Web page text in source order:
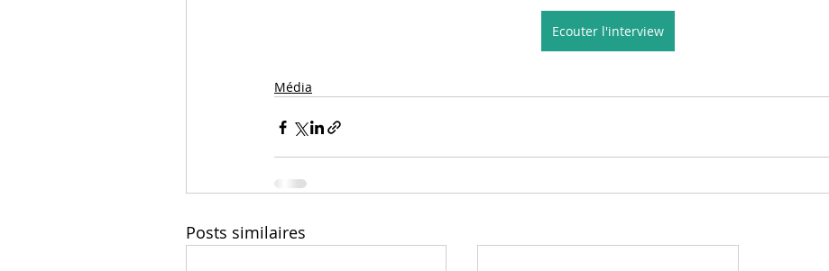
Ecouter l'interview
Média
Posts similaires